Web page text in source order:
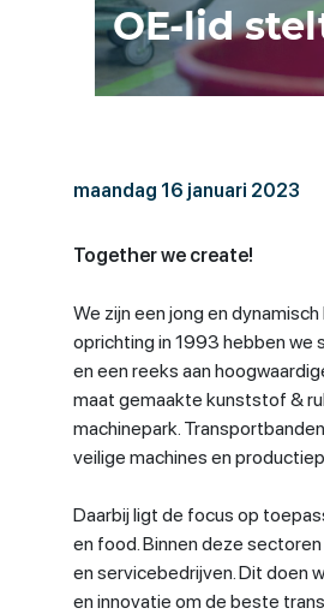
OE-lid
maandag 16 januari 2023
Together we create!
We zijn een jong en
oprichting in 1993 hebben we
en een reeks aan
maat gemaakte kunststof &
machinepark.
veilige machines en
Daarbij ligt de focus op
en food. Binnen deze
en servicebedrijven. Dit doen
en innovatie om de beste